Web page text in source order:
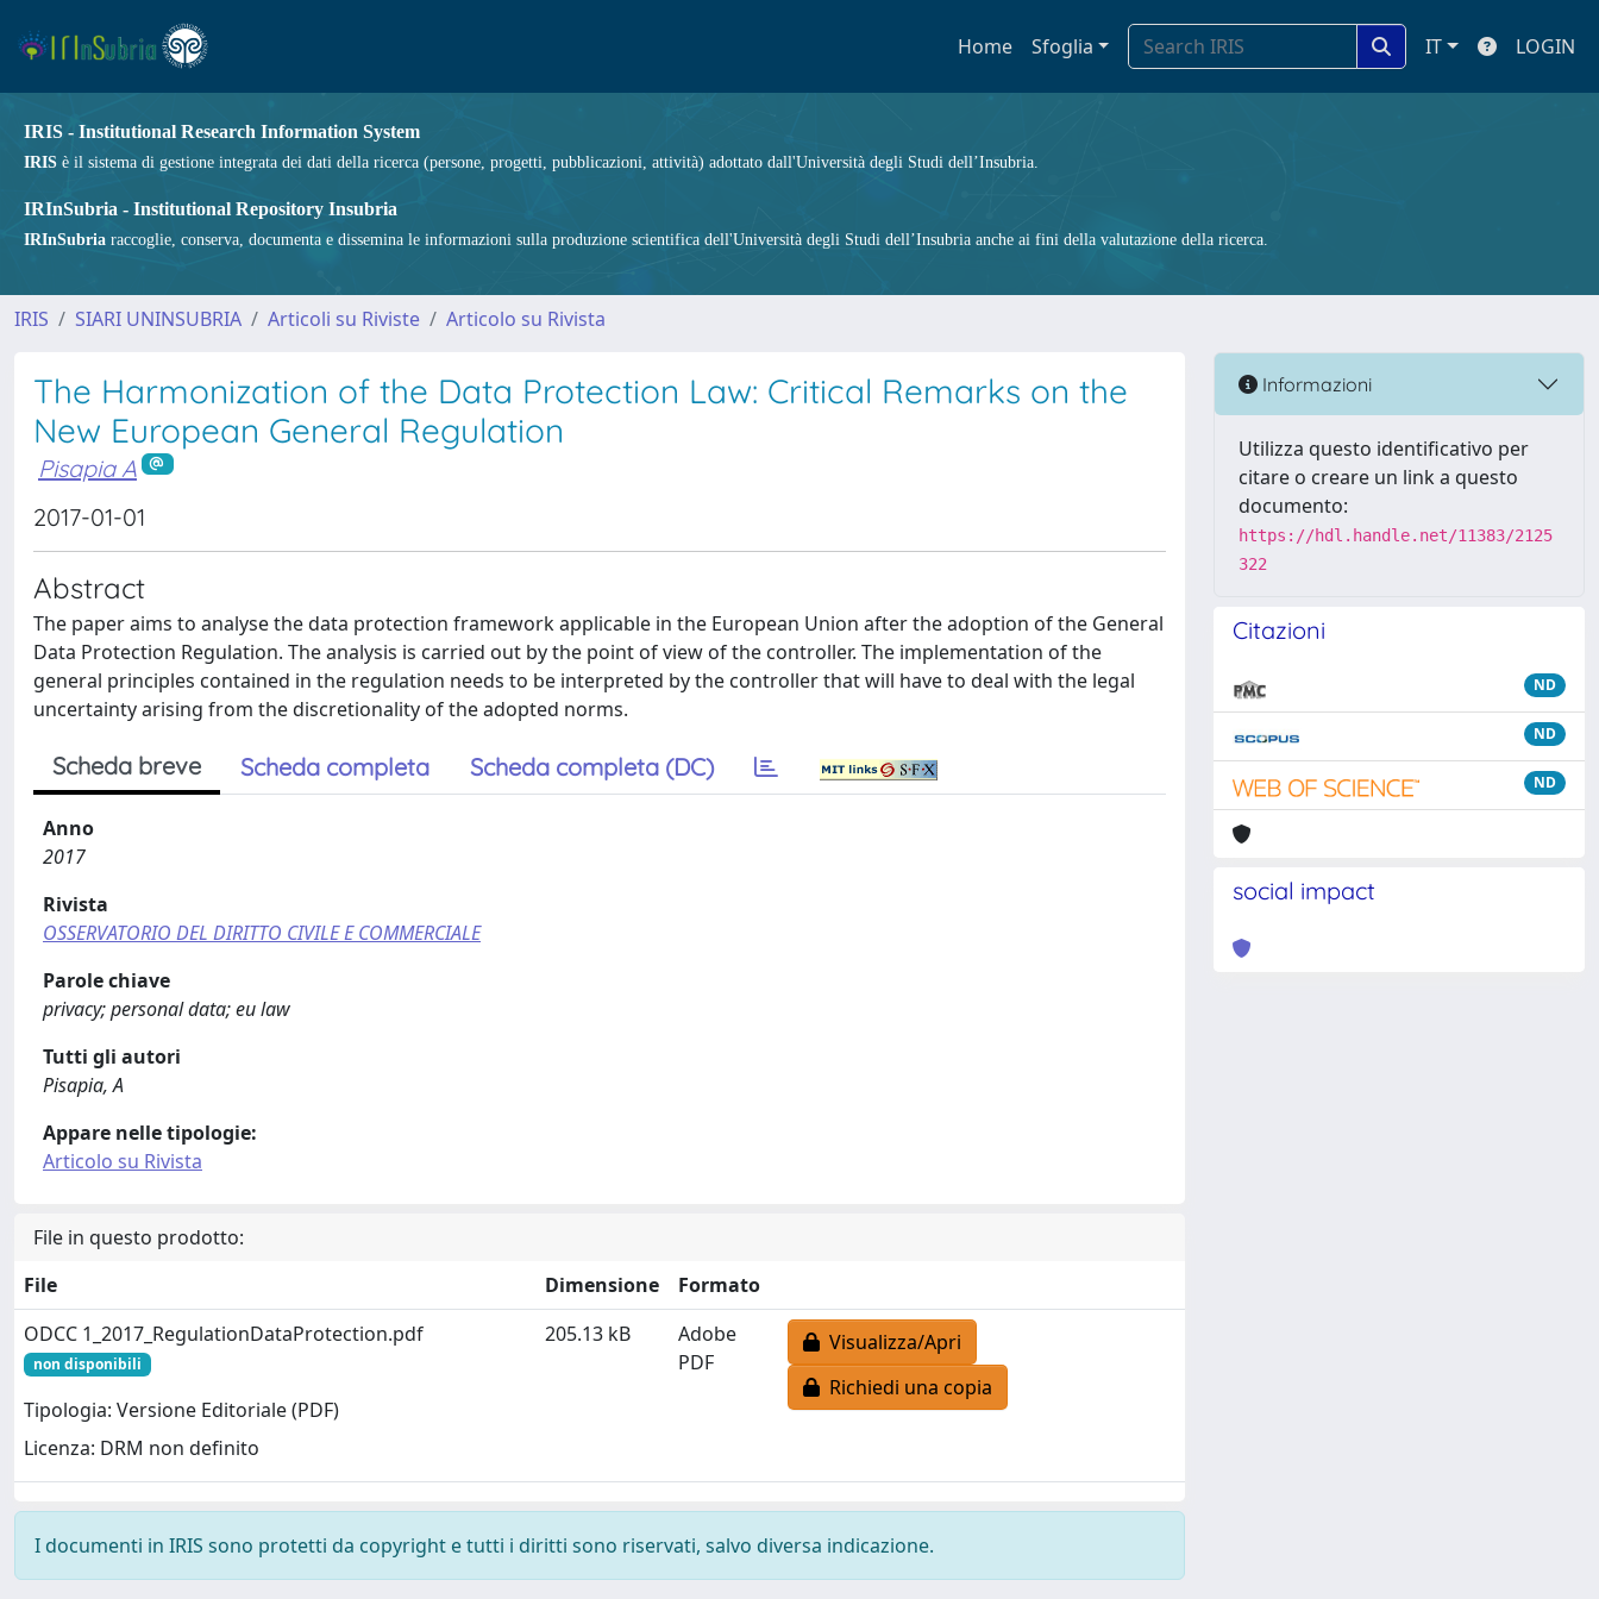
Home Sfoglia IT LOGIN
IRIS - Institutional Research Information System
IRIS è il sistema di gestione integrata dei dati della ricerca (persone, progetti, pubblicazioni, attività) adottato dall'Università degli Studi dell’Insubria.
IRInSubria - Institutional Repository Insubria
IRInSubria raccoglie, conserva, documenta e dissemina le informazioni sulla produzione scientifica dell'Università degli Studi dell’Insubria anche ai fini della valutazione della ricerca.
IRIS SIARI UNINSUBRIA Articoli su Riviste Articolo su Rivista
The Harmonization of the Data Protection Law: Critical Remarks on the
New European General Regulation
Pisapia A
2017-01-01
Abstract
The paper aims to analyse the data protection framework applicable in the European Union after the adoption of the General
Data Protection Regulation. The analysis is carried out by the point of view of the controller. The implementation of the
general principles contained in the regulation needs to be interpreted by the controller that will have to deal with the legal
uncertainty arising from the discretionality of the adopted norms.
Scheda breve Scheda completa Scheda completa (DC)
Anno
2017
Rivista
OSSERVATORIO DEL DIRITTO CIVILE E COMMERCIALE
Parole chiave
privacy; personal data; eu law
Tutti gli autori
Pisapia, A
Appare nelle tipologie:
Articolo su Rivista
File in questo prodotto:
File
Dimensione
Formato
ODCC 1_2017_RegulationDataProtection.pdf
non disponibili
Tipologia: Versione Editoriale (PDF)
Licenza: DRM non definito
205.13 kB
Adobe
PDF
Visualizza/Apri
Richiedi una copia
I documenti in IRIS sono protetti da copyright e tutti i diritti sono riservati, salvo diversa indicazione.
Informazioni
Utilizza questo identificativo per
citare o creare un link a questo
documento:
https://hdl.handle.net/11383/2125
322
Citazioni
ND
ND
ND
social impact